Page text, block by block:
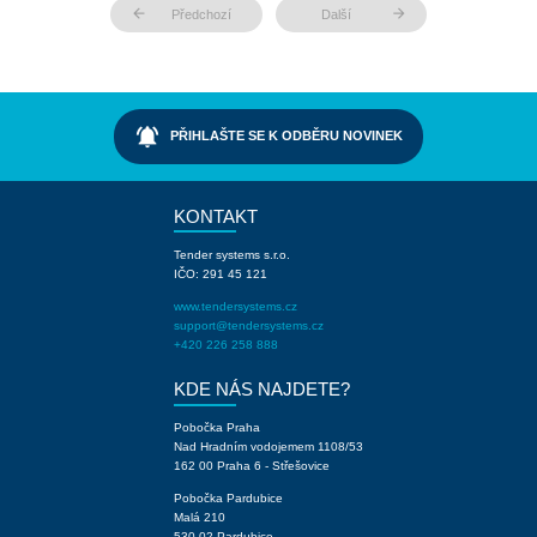
arrow_back Předchozí Další arrow_forward
notifications_active PŘIHLAŠTE SE K ODBĚRU NOVINEK
KONTAKT
Tender systems s.r.o.
IČO: 291 45 121
www.tendersystems.cz
support@tendersystems.cz
+420 226 258 888
KDE NÁS NAJDETE?
Pobočka Praha
Nad Hradním vodojemem 1108/53
162 00 Praha 6 - Střešovice
Pobočka Pardubice
Malá 210